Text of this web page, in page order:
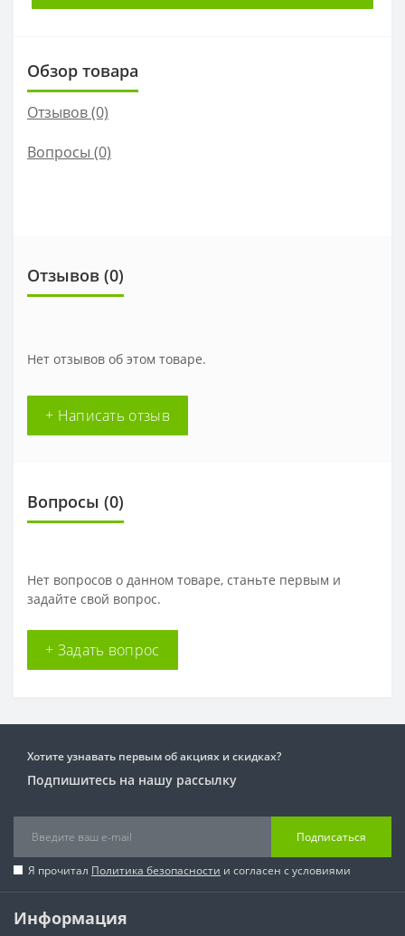
Обзор товара
Отзывов (0)
Вопросы (0)
Отзывов (0)
Нет отзывов об этом товаре.
+ Написать отзыв
Вопросы (0)
Нет вопросов о данном товаре, станьте первым и
задайте свой вопрос.
+ Задать вопрос
Хотите узнавать первым об акциях и скидках?
Подпишитесь на нашу рассылку
Подписаться
Я прочитал Политика безопасности и согласен с условиями
Информация